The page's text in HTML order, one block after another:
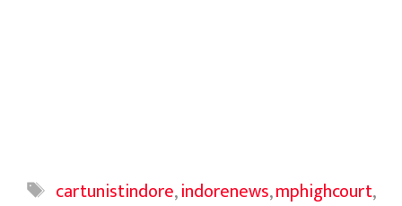
Tags
cartunistindore,indorenews,mphighcourt,